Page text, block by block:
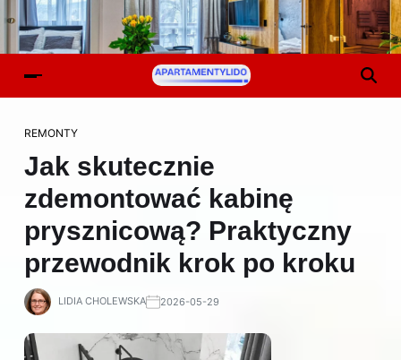
REMONTY
Jak skutecznie
zdemontować kabinę
prysznicową? Praktyczny
przewodnik krok po kroku
LIDIA CHOLEWSKA 2026-05-29